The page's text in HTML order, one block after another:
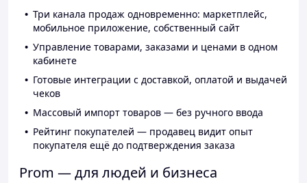
Три канала продаж одновременно: маркетплейс,
мобильное приложение, собственный сайт
Управление товарами, заказами и ценами в одном
кабинете
Готовые интеграции с доставкой, оплатой и выдачей
чеков
Массовый импорт товаров — без ручного ввода
Рейтинг покупателей — продавец видит опыт
покупателя ещё до подтверждения заказа
Prom — для людей и бизнеса